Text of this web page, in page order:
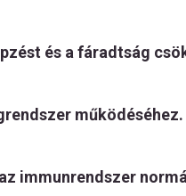
és a fáradtság
működéséhez.
immunrendszer